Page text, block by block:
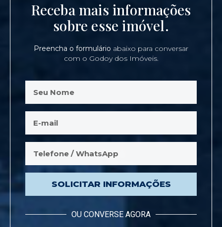
Receba mais informações
sobre esse imóvel.
Preencha o formulário abaixo para conversar
com o Godoy dos Imóveis.
SOLICITAR INFORMAÇÕES
OU CONVERSE AGORA